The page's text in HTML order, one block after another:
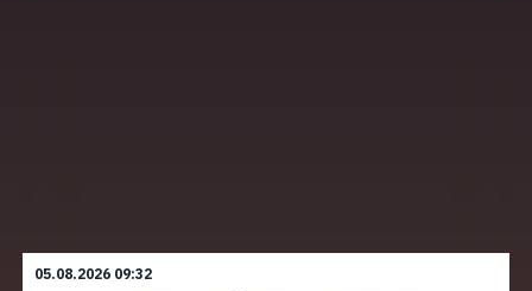
05.08.2026 09:32